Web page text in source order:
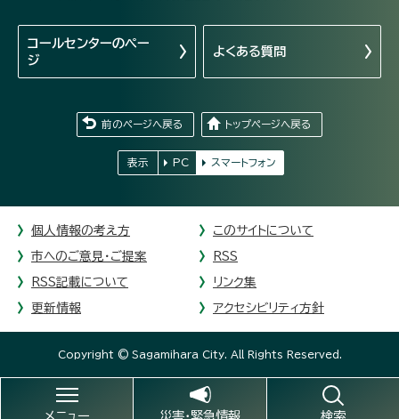
コールセンターのペー
ジ
よくある質問
前のページへ戻る トップページへ戻る
表示 PC スマートフォン
個人情報の考え方 このサイトについて
市へのご意見・ご提案 RSS
RSS記載について リンク集
更新情報 アクセシビリティ方針
Copyright © Sagamihara City. All Rights Reserved.
メニュー 災害・緊急情報 検索